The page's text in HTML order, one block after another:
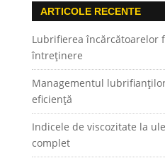
ARTICOLE RECENTE
Lubrifierea încărcătoarelor
întreținere
Managementul
eficiență
Indicele de viscozitate la
complet